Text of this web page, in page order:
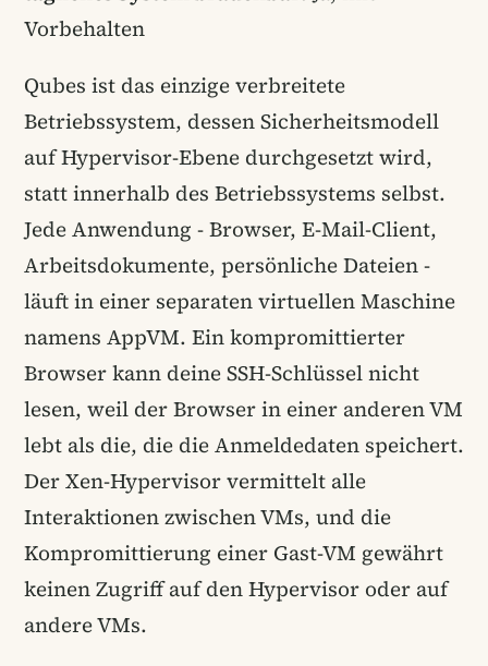
Vorbehalten
Qubes ist das einzige verbreitete
Betriebssystem, dessen Sicherheitsmodell
auf Hypervisor-Ebene durchgesetzt wird,
statt innerhalb des Betriebssystems selbst.
Jede Anwendung - Browser, E-Mail-Client,
Arbeitsdokumente, persönliche Dateien -
läuft in einer separaten virtuellen Maschine
namens AppVM. Ein kompromittierter
Browser kann deine SSH-Schlüssel nicht
lesen, weil der Browser in einer anderen VM
lebt als die, die die Anmeldedaten speichert.
Der Xen-Hypervisor vermittelt alle
Interaktionen zwischen VMs, und die
Kompromittierung einer Gast-VM gewährt
keinen Zugriff auf den Hypervisor oder auf
andere VMs.